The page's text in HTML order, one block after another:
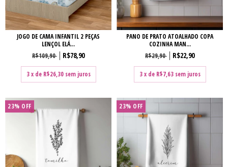
JOGO DE CAMA INFANTIL 2 PEÇAS
LENÇOL ELÁ...
R$109,90
R$78,90
3 x de R$26,30 sem juros
PANO DE PRATO ATOALHADO COPA
COZINHA MAN...
R$29,90
R$22,90
3 x de R$7,63 sem juros
23% OFF 23% OFF